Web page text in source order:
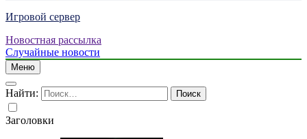
Игровой сервер
Новостная рассылка
Случайные новости
Меню
Найти:
Заголовки